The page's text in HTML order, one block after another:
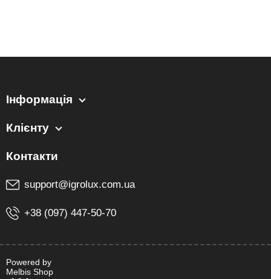
Інформація
Клієнту
support@igrolux.com.ua
+38 (097) 447-50-70
Powered by
Melbis Shop